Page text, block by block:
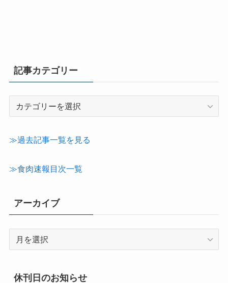
記事カテゴリー
テ
≫過去記事一覧を見る
≫食肉速報目次一覧
アーカイブ
イ
休刊日のお知らせ